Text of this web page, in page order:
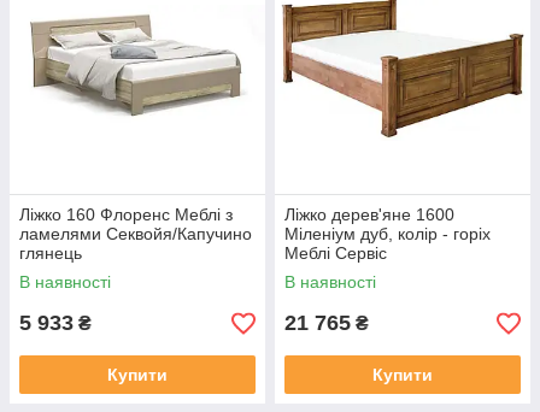
Ліжко 160 Флоренс Меблі з
ламелями Секвойя/Капучино
глянець
В наявності
5 933 ₴
Купити
Ліжко дерев'яне 1600
Міленіум дуб, колір - горіх
Меблі Сервіс
В наявності
21 765 ₴
Купити